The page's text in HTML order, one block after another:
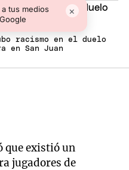
tus medios
×
racismo en el duelo
en San Juan
que existió un
jugadores de